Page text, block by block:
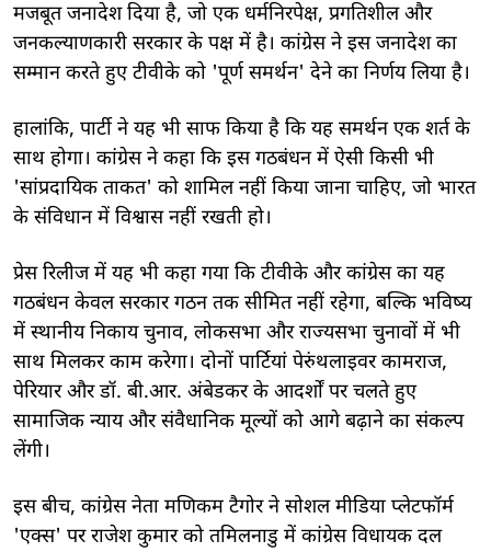
मजबूत जनादेश दिया है, जो एक धर्मनिरपेक्ष, प्रगतिशील और
जनकल्याणकारी सरकार के पक्ष में है। कांग्रेस ने इस जनादेश का
सम्मान करते हुए टीवीके को 'पूर्ण समर्थन' देने का निर्णय लिया है।
हालांकि, पार्टी ने यह भी साफ किया है कि यह समर्थन एक शर्त के
साथ होगा। कांग्रेस ने कहा कि इस गठबंधन में ऐसी किसी भी
'सांप्रदायिक ताकत' को शामिल नहीं किया जाना चाहिए, जो भारत
के संविधान में विश्वास नहीं रखती हो।
प्रेस रिलीज में यह भी कहा गया कि टीवीके और कांग्रेस का यह
गठबंधन केवल सरकार गठन तक सीमित नहीं रहेगा, बल्कि भविष्य
में स्थानीय निकाय चुनाव, लोकसभा और राज्यसभा चुनावों में भी
साथ मिलकर काम करेगा। दोनों पार्टियां पेरुंथलाइवर कामराज,
पेरियार और डॉ. बी.आर. अंबेडकर के आदर्शों पर चलते हुए
सामाजिक न्याय और संवैधानिक मूल्यों को आगे बढ़ाने का संकल्प
लेंगी।
इस बीच, कांग्रेस नेता मणिकम टैगोर ने सोशल मीडिया प्लेटफॉर्म
'एक्स' पर राजेश कुमार को तमिलनाडु में कांग्रेस विधायक दल